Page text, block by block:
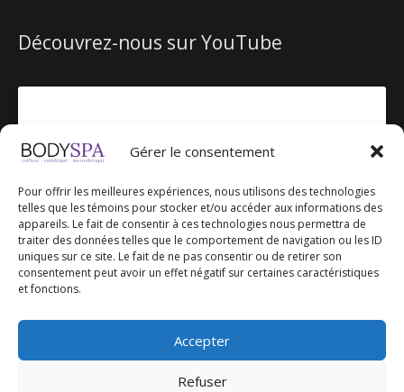
Gérer le consentement
Pour offrir les meilleures expériences, nous utilisons des technologies
telles que les témoins pour stocker et/ou accéder aux informations des
appareils. Le fait de consentir à ces technologies nous permettra de
traiter des données telles que le comportement de navigation ou les ID
uniques sur ce site. Le fait de ne pas consentir ou de retirer son
consentement peut avoir un effet négatif sur certaines caractéristiques
et fonctions.
Accepter
Refuser
Découvrez-nous sur YouTube
marketing et activer ce contenu
Notre chaîne YouTube